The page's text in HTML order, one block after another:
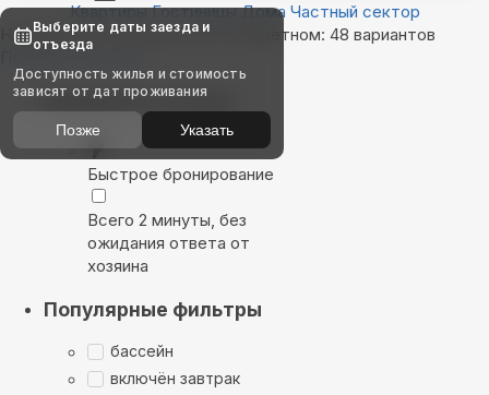
Квартиры Гостиницы Дома Частный сектор
Найдём, где остановиться в Приветном: 48 вариантов
Показать на карте
Выбирайте лучшее
Быстрое бронирование
Всего 2 минуты, без
ожидания ответа от
хозяина
Популярные фильтры
бассейн
включён завтрак
Выберите даты заезда и
отъезда
Доступность жилья и стоимость
зависят от дат проживания
Позже Указать